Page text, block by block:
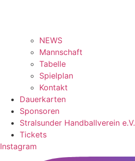
NEWS
Mannschaft
Tabelle
Spielplan
Kontakt
Dauerkarten
Sponsoren
Stralsunder Handballverein e.V.
Tickets
Instagram